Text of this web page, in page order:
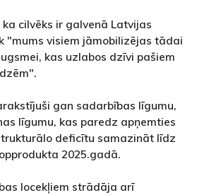
cilvēks ir galvenā Latvijas
"mums visiem jāmobilizējas tādai
kas uzlabos dzīvi pašiem
gan sadarbības līgumu,
līgumu, kas paredz apņemties
deficītu samazināt līdz
2025.gadā.
locekļiem strādāja arī